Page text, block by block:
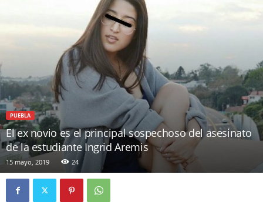
PUEBLA
El ex novio es el principal sospechoso del asesinato
de la estudiante Ingrid Aremis
15 mayo, 2019 24